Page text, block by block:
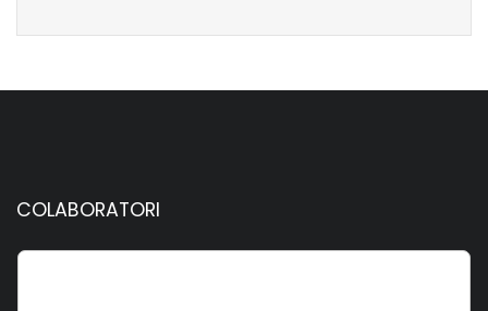
COLABORATORI